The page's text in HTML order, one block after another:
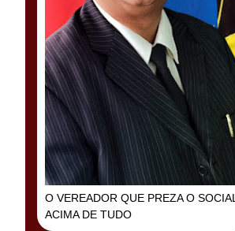
O VEREADOR QUE PREZA O SOCIAL
ACIMA DE TUDO